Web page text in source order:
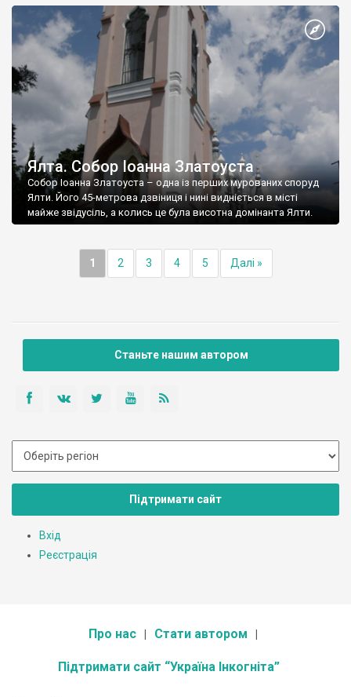
Ялта. Собор Іоанна Златоуста
Собор Іоанна Златоуста – одна із перших мурованих споруд
Ялти. Його 45-метрова дзвіниця і нині видніється в місті
майже звідусіль, а колись це була висотна домінанта Ялти.
1 2 3 4 5 Далі »
Станьте нашим автором
Підтримати сайт
Вхід
Реєстрація
Про нас Стати автором
Підтримати сайт “Україна Інкогніта”